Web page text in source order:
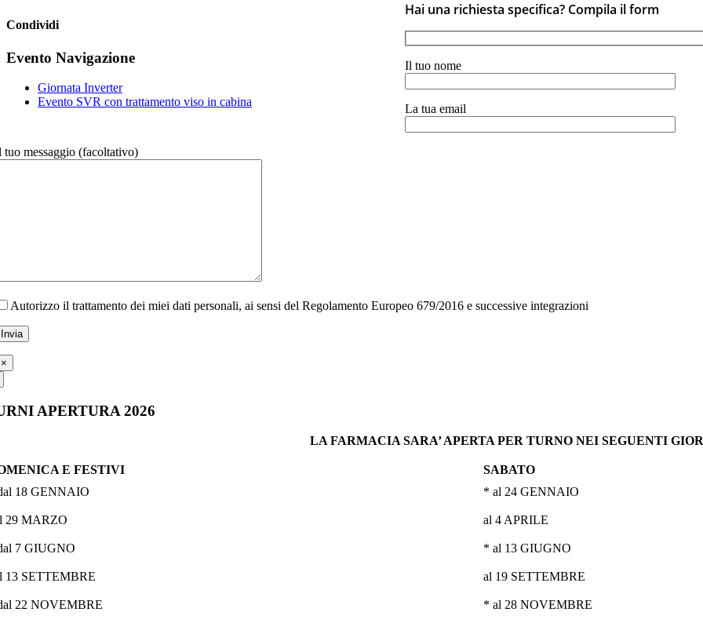
Condividi
Facebook
X
WhatsApp
Telegram
Evento Navigazione
Giornata Inverter
Evento SVR con trattamento viso in cabina
Hai una richiesta specifica? Compila il form
Il tuo nome
La tua email
tuo messaggio (facoltativo)
Autorizzo il trattamento dei miei dati personali, ai sensi del Regolamento Europeo 679/2016 e successive integrazioni
×
APERTURA 2026
LA FARMACIA SARA’ APERTA PER TURNO NEI SEGUENTI
E FESTIVI
SABATO
18 GENNAIO
* al 24 GENNAIO
29 MARZO al 4 APRILE
7 GIUGNO * al 13 GIUGNO
13 SETTEMBRE al 19 SETTEMBRE
22 NOVEMBRE * al 28 NOVEMBRE